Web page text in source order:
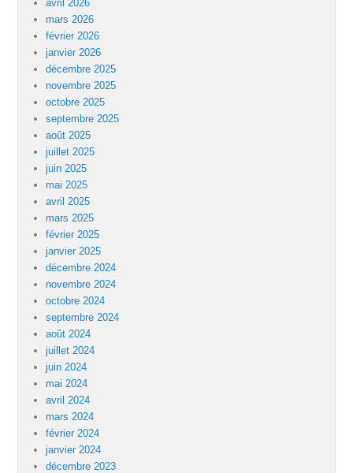
avril 2026
mars 2026
février 2026
janvier 2026
décembre 2025
novembre 2025
octobre 2025
septembre 2025
août 2025
juillet 2025
juin 2025
mai 2025
avril 2025
mars 2025
février 2025
janvier 2025
décembre 2024
novembre 2024
octobre 2024
septembre 2024
août 2024
juillet 2024
juin 2024
mai 2024
avril 2024
mars 2024
février 2024
janvier 2024
décembre 2023